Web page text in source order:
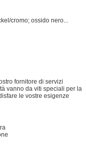
cromo; ossido nero...
fornitore di servizi
vanno da viti speciali per la
le vostre esigenze